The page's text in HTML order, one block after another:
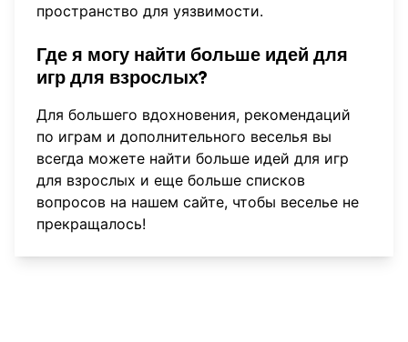
пространство для уязвимости.
Где я могу найти больше идей для
игр для взрослых?
Для большего вдохновения, рекомендаций
по играм и дополнительного веселья вы
всегда можете найти больше идей для игр
для взрослых и еще больше списков
вопросов на нашем сайте, чтобы веселье не
прекращалось!